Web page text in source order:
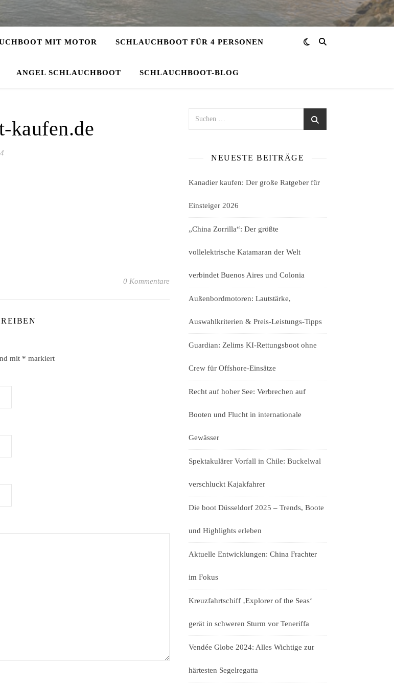
MIT MOTOR SCHLAUCHBOOT FÜR 4 PERSONEN
ANGEL SCHLAUCHBOOT SCHLAUCHBOOT-BLOG
kaufen.de
0 Kommentare
mit * markiert
NEUESTE BEITRÄGE
Kanadier kaufen: Der große Ratgeber für
Einsteiger 2026
„China Zorrilla“: Der größte
vollelektrische Katamaran der Welt
verbindet Buenos Aires und Colonia
Außenbordmotoren: Lautstärke,
Auswahlkriterien & Preis-Leistungs-Tipps
Guardian: Zelims KI-Rettungsboot ohne
Crew für Offshore-Einsätze
Recht auf hoher See: Verbrechen auf
Booten und Flucht in internationale
Gewässer
Spektakulärer Vorfall in Chile: Buckelwal
verschluckt Kajakfahrer
Die boot Düsseldorf 2025 – Trends, Boote
und Highlights erleben
Aktuelle Entwicklungen: China Frachter
im Fokus
Kreuzfahrtschiff ‚Explorer of the Seas‘
gerät in schweren Sturm vor Teneriffa
Vendée Globe 2024: Alles Wichtige zur
härtesten Segelregatta